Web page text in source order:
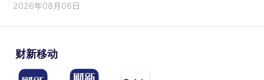
2026年08月06日
财新移动